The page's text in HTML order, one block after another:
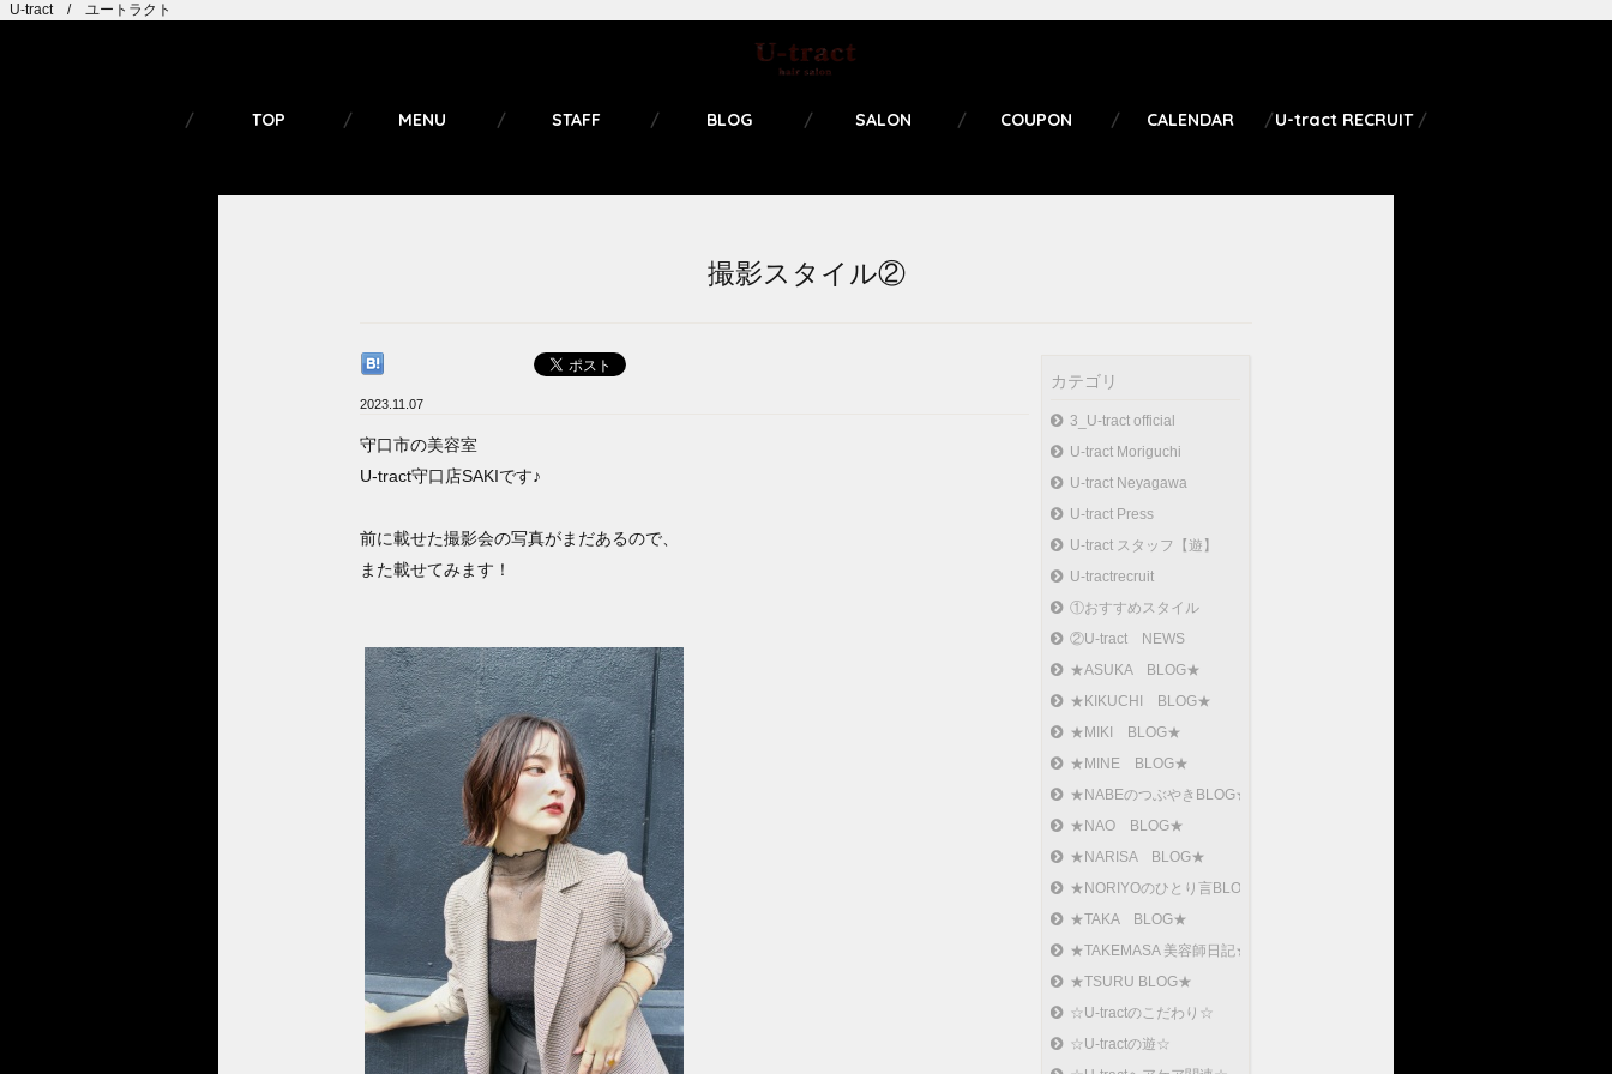
U-tract / ユートラクト
TOP MENU STAFF BLOG SALON COUPON CALENDAR U-tract RECRUIT
撮影スタイル②
2023.11.07
守口市の美容室
U-tract守口店SAKIです♪
前に載せた撮影会の写真がまだあるので、
また載せてみます！
カテゴリ
3_U-tract official
U-tract Moriguchi
U-tract Neyagawa
U-tract Press
U-tract スタッフ【遊】
U-tractrecruit
①おすすめスタイル
②U-tract NEWS
★ASUKA BLOG★
★KIKUCHI BLOG★
★MIKI BLOG★
★MINE BLOG★
★NABEのつぶやきBLOG★
★NAO BLOG★
★NARISA BLOG★
★NORIYOのひとり言BLOG
★TAKA BLOG★
★TAKEMASA 美容師日記★
★TSURU BLOG★
☆U-tractのこだわり☆
☆U-tractの遊☆